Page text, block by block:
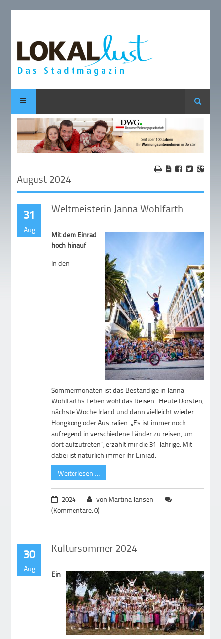
Suche
August 2024
31
Aug
Weltmeisterin Janna Wohlfarth
Mit dem Einrad
hoch hinauf
In den
Sommermonaten ist das Beständige in Janna
Wohlfarths Leben wohl das Reisen. Heute Dorsten,
nächste Woche Irland und dann vielleicht wieder
Hongkong oder Australien. „Es ist immer noch
aufregend in verschiedene Länder zu reisen, um
dort aufzutreten“, erzählt mir die 31-Jährige. Mit
dabei ist natürlich immer ihr Einrad.
Weiterlesen …
2024
von Martina Jansen
(Kommentare: 0)
30
Aug
Kultursommer 2024
Ein